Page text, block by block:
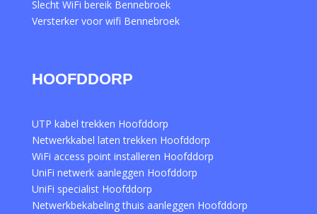
Slecht WiFi bereik Bennebroek
Versterker voor wifi Bennebroek
HOOFDDORP
UTP kabel trekken Hoofddorp
Netwerkkabel laten trekken Hoofddorp
WiFi access point installeren Hoofddorp
UniFi netwerk aanleggen Hoofddorp
UniFi specialist Hoofddorp
Netwerkbekabeling thuis aanleggen Hoofddorp